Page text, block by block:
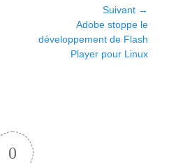
Suivant →
suivant :
Adobe stoppe le
développement de Flash
Player pour Linux
0